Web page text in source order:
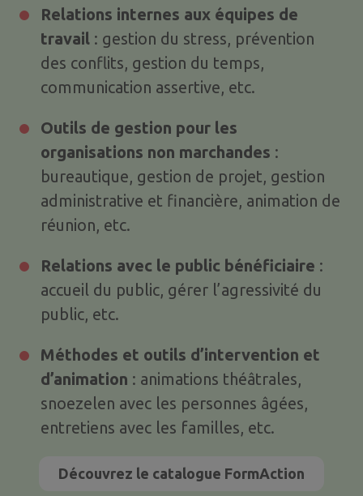
Relations internes aux équipes de
travail : gestion du stress, prévention
des conflits, gestion du temps,
communication assertive, etc.
Outils de gestion pour les
organisations non marchandes :
bureautique, gestion de projet, gestion
administrative et financière, animation de
réunion, etc.
Relations avec le public bénéficiaire :
accueil du public, gérer l’agressivité du
public, etc.
Méthodes et outils d’intervention et
d’animation : animations théâtrales,
snoezelen avec les personnes âgées,
entretiens avec les familles, etc.
Découvrez le catalogue FormAction